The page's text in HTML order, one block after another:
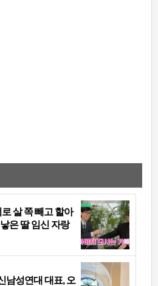
살 쪽 빼고 할아
은 딸 임신 자랑
남성연대 대표, 오